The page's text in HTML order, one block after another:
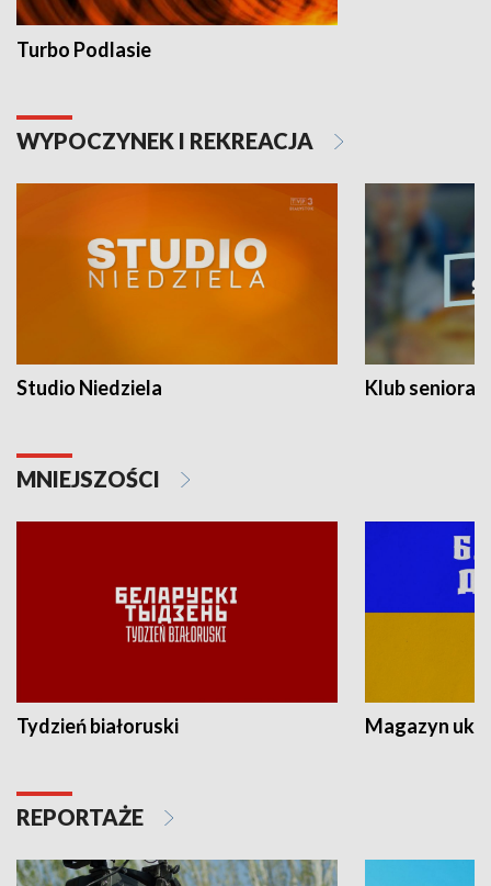
Turbo Podlasie
WYPOCZYNEK I REKREACJA
Studio Niedziela Klub seniora
MNIEJSZOŚCI
Tydzień białoruski Magazyn
REPORTAŻE